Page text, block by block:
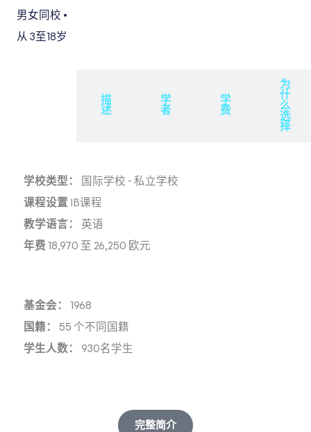
男女同校 •
从 3 至18岁
描
述
学
者
学
费
为
什
么
选
择
学校类型： 国际学校 - 私立学校
课程设置 IB课程
教学语言： 英语
年费 18,970 至 26,250 欧元
基金会： 1968
国籍： 55 个不同国籍
学生人数： 930名学生
完整简介